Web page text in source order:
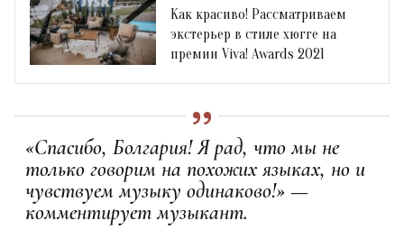
Как красиво! Рассматриваем
экстерьер в стиле хюгге на
премии Viva! Awards 2021
«Спасибо, Болгария! Я рад, что мы не
только говорим на похожих языках, но и
чувствуем музыку одинаково!» —
комментирует музыкант.